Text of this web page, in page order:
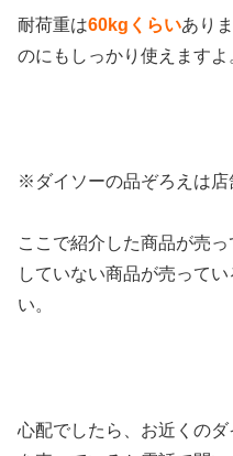
耐荷重は60kgくらいあり
のにもしっかり使えますよ
※ダイソーの品ぞろえは店
ここで紹介した商品が売
していない商品が売って
い。
心配でしたら、お近くの